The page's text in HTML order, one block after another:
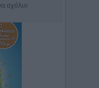
σχόλιο